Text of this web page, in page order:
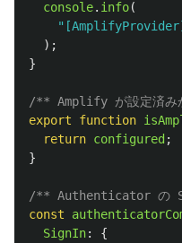
console. info(
" [AmplifyProvider]
);
}
/** Amplify が設定済み
export
function
return configured ;
}
/** Authenticator の
const
SignIn:
{